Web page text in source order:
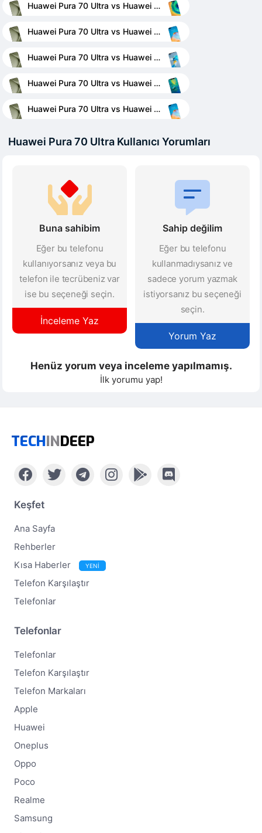
Huawei Pura 70 Ultra vs Huawei Mate 30 Pro
Huawei Pura 70 Ultra vs Huawei P40 Pro+
Huawei Pura 70 Ultra vs Huawei Mate 40 Pro
Huawei Pura 70 Ultra vs Huawei Mate 20 Pro
Huawei Pura 70 Ultra vs Huawei P40 Pro
Huawei Pura 70 Ultra Kullanıcı Yorumları
Buna sahibim
Eğer bu telefonu
kullanıyorsanız veya bu
telefon ile tecrübeniz var
ise bu seçeneği seçin.
İnceleme Yaz
Sahip değilim
Eğer bu telefonu
kullanmadıysanız ve
sadece yorum yazmak
istiyorsanız bu seçeneği
seçin.
Yorum Yaz
Henüz yorum veya inceleme yapılmamış.
İlk yorumu yap!
TECHINDEEP
Keşfet
Ana Sayfa
Rehberler
Kısa Haberler
YENİ
Telefon Karşılaştır
Telefonlar
Telefonlar
Telefonlar
Telefon Karşılaştır
Telefon Markaları
Apple
Huawei
Oneplus
Oppo
Poco
Realme
Samsung